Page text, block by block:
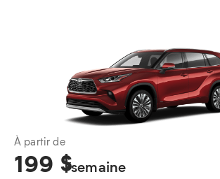
À partir de
199 $/semaine